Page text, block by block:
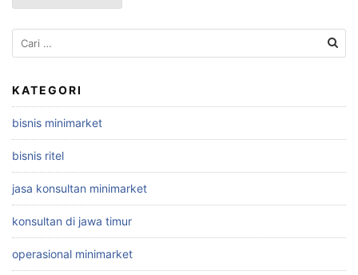
Cari
untuk:
KATEGORI
bisnis minimarket
bisnis ritel
jasa konsultan minimarket
konsultan di jawa timur
operasional minimarket